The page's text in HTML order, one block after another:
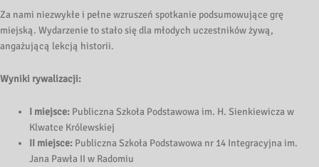
Za nami niezwykłe i pełne wzruszeń spotkanie podsumowujące grę
miejską. Wydarzenie to stało się dla młodych uczestników żywą,
angażującą lekcją historii.
Wyniki rywalizacji:
I miejsce: Publiczna Szkoła Podstawowa im. H. Sienkiewicza w
Klwatce Królewskiej
II miejsce: Publiczna Szkoła Podstawowa nr 14 Integracyjna im.
Jana Pawła II w Radomiu